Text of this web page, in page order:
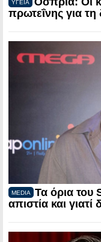
ΥΓΕΙΑ
πρωτεΐνης για
MEDIA
Τα όρια του
απιστία και γιατί